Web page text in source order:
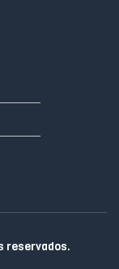
reservados.